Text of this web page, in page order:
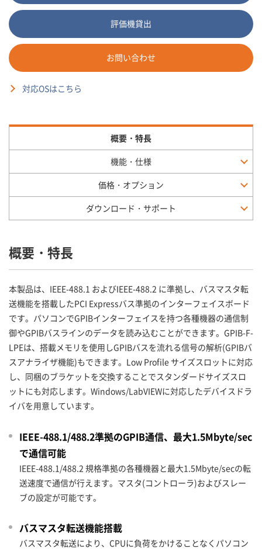
評価機貸出
お問い合わせ
対応OSはこちら
概要・特長
機能・仕様
価格・オプション
ダウンロード・サポート
概要・特長
本製品は、IEEE-488.1 およびIEEE-488.2 に準拠し、バスマスタ転
送機能を搭載したPCI Expressバス準拠のインターフェイスボード
です。パソコンでGPIBインターフェイスを持つ各種機器の通信制
御やGPIBバスラインのデータを読み込むことができます。GPIB-F-
LPEは、搭載メモリを使用しGPIBバスを流れる信号の解析(GPIBバ
スアナライザ機能)もできます。Low Profile サイズスロットに対応
し、同梱のブラケットを交換することでスタンダードサイズスロ
ットにも対応します。Windows/LabVIEWに対応したデバイスドラ
イバを用意しています。
IEEE-488.1/488.2準拠のGPIB通信、最大1.5Mbyte/sec
で通信可能
IEEE-488.1/488.2 規格準拠の各種機器と最大1.5Mbyte/secの転
送速度で通信が行えます。マスタ(コントローラ)およびスレー
ブの設定が可能です。
バスマスタ転送機能搭載
バスマスタ転送により、CPUに負荷をかけることなくパソコン